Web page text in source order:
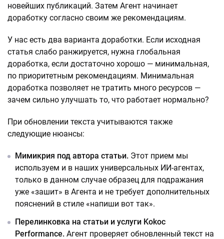
новейших публикаций. Затем Агент начинает
доработку согласно своим же рекомендациям.
У нас есть два варианта доработки. Если исходная
статья слабо ранжируется, нужна глобальная
доработка, если достаточно хорошо — минимальная,
по приоритетным рекомендациям. Минимальная
доработка позволяет не тратить много ресурсов —
зачем сильно улучшать то, что работает нормально?
При обновлении текста учитываются также
следующие нюансы:
Мимикрия под автора статьи. Этот прием мы
используем и в наших универсальных ИИ-агентах,
только в данном случае образец для подражания
уже «зашит» в Агента и не требует дополнительных
пояснений в стиле «напиши вот так».
Перелинковка на статьи и услуги Kokoc
Performance. Агент проверяет обновленный текст на